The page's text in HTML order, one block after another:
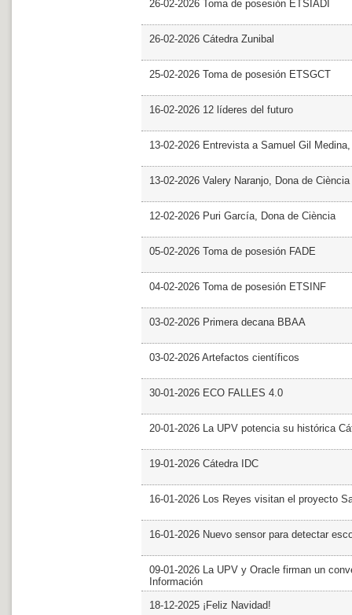
26-02-2026 Toma de posesión ETSIADI
26-02-2026 Cátedra Zunibal
25-02-2026 Toma de posesión ETSGCT
16-02-2026 12 líderes del futuro
13-02-2026 Entrevista a Samuel Gil
13-02-2026 Valery Naranjo, Dona de Ciència
12-02-2026 Puri García, Dona de Ciència
05-02-2026 Toma de posesión FADE
04-02-2026 Toma de posesión ETSINF
03-02-2026 Primera decana BBAA
03-02-2026 Artefactos científicos
30-01-2026 ECO FALLES 4.0
20-01-2026 La UPV potencia su histórica
19-01-2026 Cátedra IDC
16-01-2026 Los Reyes visitan el proyecto
16-01-2026 Nuevo sensor para detectar
09-01-2026 La UPV y Oracle firman un
Información
18-12-2025 ¡Feliz Navidad!